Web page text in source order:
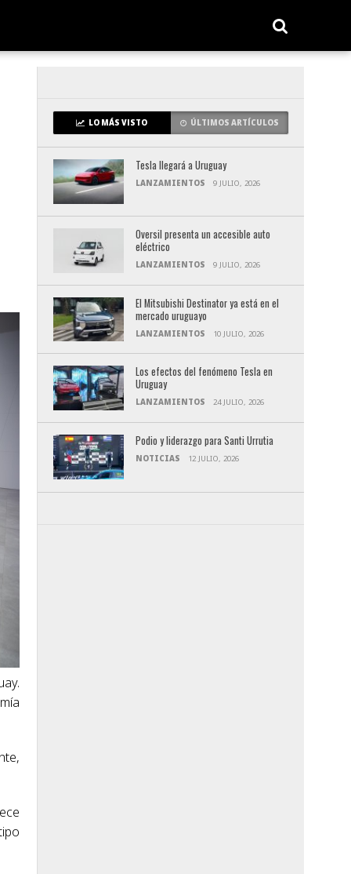
LO MÁS VISTO ÚLTIMOS ARTÍCULOS
Tesla llegará a Uruguay
LANZAMIENTOS 9 JULIO, 2026
Oversil presenta un accesible auto
eléctrico
LANZAMIENTOS 9 JULIO, 2026
El Mitsubishi Destinator ya está en el
mercado uruguayo
LANZAMIENTOS 10 JULIO, 2026
Los efectos del fenómeno Tesla en
Uruguay
LANZAMIENTOS 24 JULIO, 2026
Podio y liderazgo para Santi Urrutia
NOTICIAS 12 JULIO, 2026